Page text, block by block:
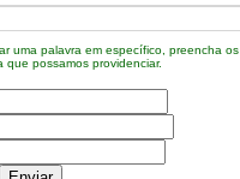
uma palavra em específico, preencha os
que possamos providenciar.